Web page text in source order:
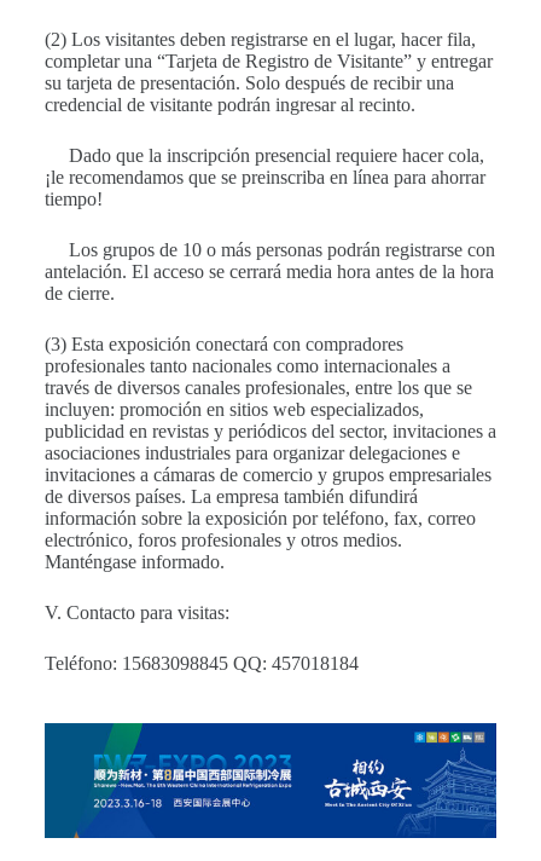
(2) Los visitantes deben registrarse en el lugar, hacer fila,
completar una “Tarjeta de Registro de Visitante” y entregar
su tarjeta de presentación. Solo después de recibir una
credencial de visitante podrán ingresar al recinto.
Dado que la inscripción presencial requiere hacer cola,
¡le recomendamos que se preinscriba en línea para ahorrar
tiempo!
Los grupos de 10 o más personas podrán registrarse con
antelación. El acceso se cerrará media hora antes de la hora
de cierre.
(3) Esta exposición conectará con compradores
profesionales tanto nacionales como internacionales a
través de diversos canales profesionales, entre los que se
incluyen: promoción en sitios web especializados,
publicidad en revistas y periódicos del sector, invitaciones a
asociaciones industriales para organizar delegaciones e
invitaciones a cámaras de comercio y grupos empresariales
de diversos países. La empresa también difundirá
información sobre la exposición por teléfono, fax, correo
electrónico, foros profesionales y otros medios.
Manténgase informado.
V. Contacto para visitas:
Teléfono: 15683098845 QQ: 457018184